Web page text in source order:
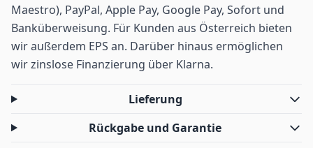
Maestro), PayPal, Apple Pay, Google Pay, Sofort und
Banküberweisung. Für Kunden aus Österreich bieten
wir außerdem EPS an. Darüber hinaus ermöglichen
wir zinslose Finanzierung über Klarna.
Lieferung
Rückgabe und Garantie